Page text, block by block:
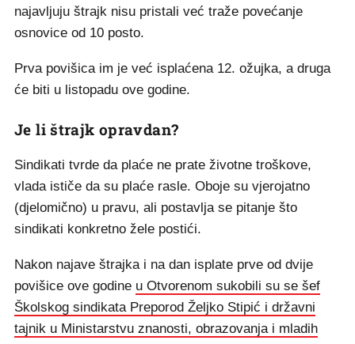
najavljuju štrajk nisu pristali već traže povećanje
osnovice od 10 posto.
Prva povišica im je već isplaćena 12. ožujka, a druga
će biti u listopadu ove godine.
Je li štrajk opravdan?
Sindikati tvrde da plaće ne prate životne troškove,
vlada ističe da su plaće rasle. Oboje su vjerojatno
(djelomično) u pravu, ali postavlja se pitanje što
sindikati konkretno žele postići.
Nakon najave štrajka i na dan isplate prve od dvije
povišice ove godine u Otvorenom sukobili su se šef
Školskog sindikata Preporod Željko Stipić i državni
tajnik u Ministarstvu znanosti, obrazovanja i mladih